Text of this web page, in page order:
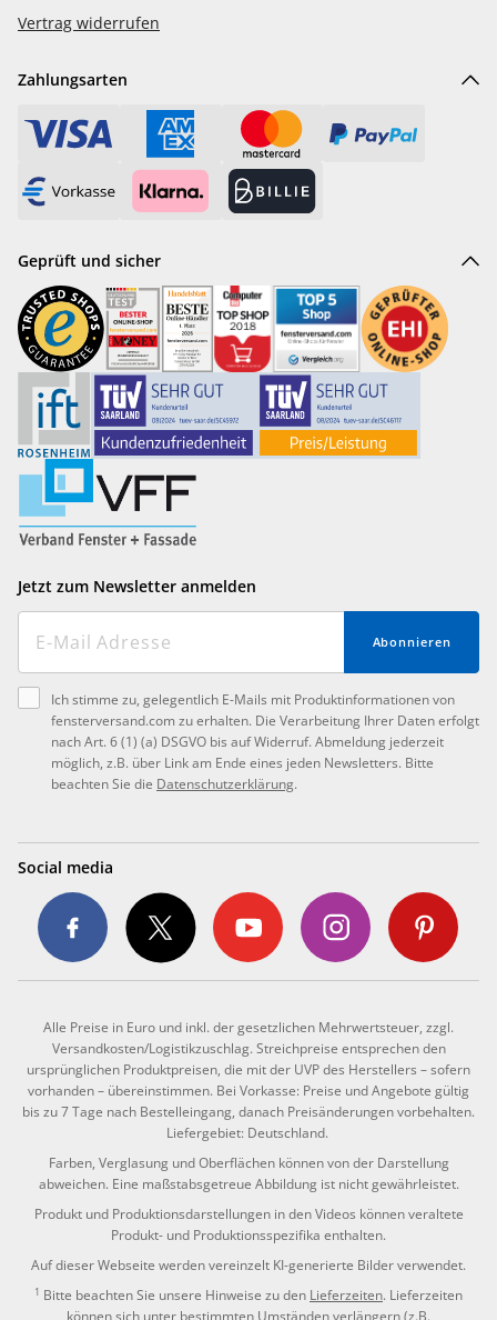
Vertrag widerrufen
Zahlungsarten
Geprüft und sicher
Jetzt zum Newsletter anmelden
Abonnieren
Ich stimme zu, gelegentlich E-Mails mit Produktinformationen von
fensterversand.com zu erhalten. Die Verarbeitung Ihrer Daten erfolgt
nach Art. 6 (1) (a) DSGVO bis auf Widerruf. Abmeldung jederzeit
möglich, z.B. über Link am Ende eines jeden Newsletters. Bitte
beachten Sie die Datenschutzerklärung.
Social media
Alle Preise in Euro und inkl. der gesetzlichen Mehrwertsteuer, zzgl.
Versandkosten/Logistikzuschlag. Streichpreise entsprechen den
ursprünglichen Produktpreisen, die mit der UVP des Herstellers – sofern
vorhanden – übereinstimmen. Bei Vorkasse: Preise und Angebote gültig
bis zu 7 Tage nach Bestelleingang, danach Preisänderungen vorbehalten.
Liefergebiet: Deutschland.
Farben, Verglasung und Oberflächen können von der Darstellung
abweichen. Eine maßstabsgetreue Abbildung ist nicht gewährleistet.
Produkt und Produktionsdarstellungen in den Videos können veraltete
Produkt- und Produktionsspezifika enthalten.
Auf dieser Webseite werden vereinzelt KI-generierte Bilder verwendet.
1 Bitte beachten Sie unsere Hinweise zu den Lieferzeiten. Lieferzeiten